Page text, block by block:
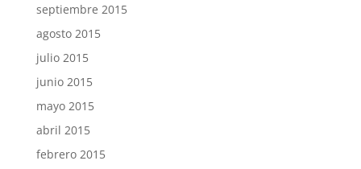
septiembre 2015
agosto 2015
julio 2015
junio 2015
mayo 2015
abril 2015
febrero 2015